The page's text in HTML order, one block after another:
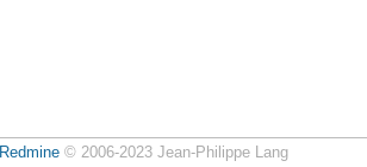
Redmine© 2006-2023 Jean-Philippe Lang